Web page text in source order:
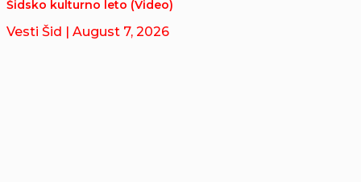
Šidsko kulturno leto (Video)
Vesti Šid | August 7, 2026